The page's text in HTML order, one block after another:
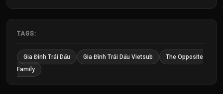
25
26
27
28
Tập
29
Tập
30
Tập
TAGS:
Gia Đình Trái Dấu Gia Đình Trái Dấu Vietsub
The Opposite
Family